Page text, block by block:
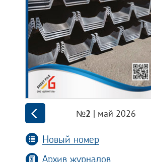
№2 | май 2026
Новый номер
Архив журналов